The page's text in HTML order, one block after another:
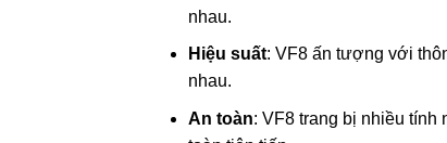
nhau.
Hiệu suất: VF8 ấn tượng với
nhau.
An toàn: VF8 trang bị nhiều tính